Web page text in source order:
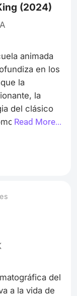
(2024)
animada
en los
la
la
del clásico
cachorro y
ofrece
en la falta de
pierde su
Read More...
del
a la vida de